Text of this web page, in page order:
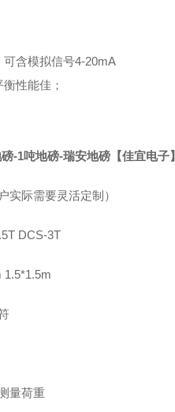
含模拟信号4-20mA
性能佳；
-1吨地磅-瑞安地磅【佳宜电子】
际需要灵活定制）
DCS-3T
量荷重